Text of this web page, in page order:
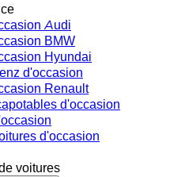
Audi
BMW
Hyundai
d'occasion
Renault
d'occasion
d'occasion
voitures